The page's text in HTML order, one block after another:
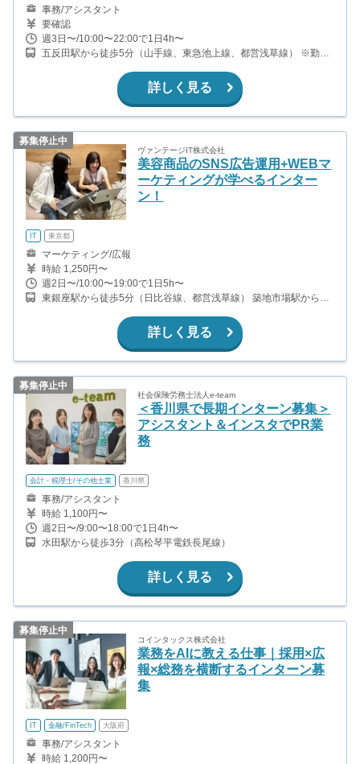
事務/アシスタント
要確認
週3日〜/10:00〜22:00で1日4h〜
五反田駅から徒歩5分（山手線、東急池上線、都営浅草線） ※勤務
詳しく見る
募集停止中
ヴァンテージIT株式会社
美容商品のSNS広告運用+WEBマ
ーケティングが学べるインター
ン！
IT 東京都
マーケティング/広報
時給 1,250円〜
週2日〜/10:00〜19:00で1日5h〜
東銀座駅から徒歩5分（日比谷線、都営浅草線） 築地市場駅から徒
ら徒歩13分（山手線、京浜東北線、常磐線、浅草線、ほか）
詳しく見る
募集停止中
社会保険労務士法人e-team
＜香川県で長期インターン募集＞
アシスタント＆インスタでPR業
務
会計・税理士/その他士業 香川県
事務/アシスタント
時給 1,100円〜
週2日〜/9:00〜18:00で1日4h〜
水田駅から徒歩3分（高松琴平電鉄長尾線）
詳しく見る
募集停止中
コインタックス株式会社
業務をAIに教える仕事｜採用×広
報×総務を横断するインターン募
集
IT 金融/FinTech 大阪府
事務/アシスタント
時給 1,200円〜